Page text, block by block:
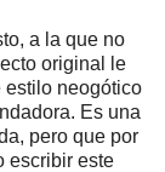
a la que no
original le
estilo neogótico
Es una
pero que por
escribir este